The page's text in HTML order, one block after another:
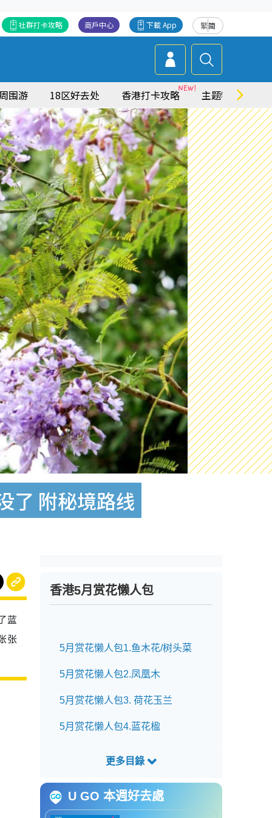
繁简
下載 App
商戶中心
社群打卡攻略
围游 18区好去处 香港打卡攻略 主题特集
了 附秘境路线
蓝
张
香港5月赏花懒人包
5月赏花懒人包1.鱼木花/树头菜
5月赏花懒人包2.凤凰木
5月赏花懒人包3. 荷花玉兰
5月赏花懒人包4.蓝花楹
U GO 本週好去處